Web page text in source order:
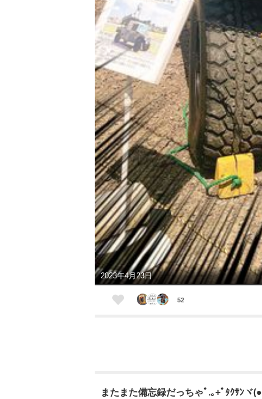
2023年4月23日
52
またまた備忘録だっちゃﾟ.｡+ﾟﾀｸｻﾝ